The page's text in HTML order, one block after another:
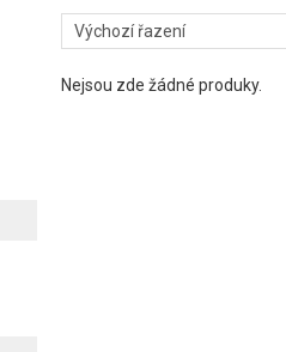
Nejsou zde žádné produky.